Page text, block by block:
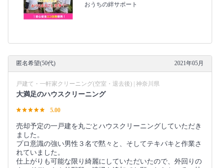
おうちの絆サポート
匿名希望(50代) 2021年05月
戸建て・一軒家クリーニング(空室・退去後) | 神奈川県
大満足のハウスクリーニング
5.00
売却予定の一戸建を丸ごとハウスクリーニングしていただき
ました。
プロ意識の強い男性３名で黙々と、そしてテキパキと作業さ
れていました。
仕上がりも可能な限り綺麗にしていただいたので、外回りの